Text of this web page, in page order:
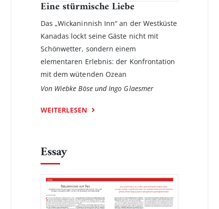
Eine stürmische Liebe
Das „Wickaninnish Inn“ an der Westküste
Kanadas lockt seine Gäste nicht mit
Schönwetter, sondern einem
elementaren Erlebnis: der Konfrontation
mit dem wütenden Ozean
Von Wiebke Böse und Ingo Glaesmer
WEITERLESEN
Essay